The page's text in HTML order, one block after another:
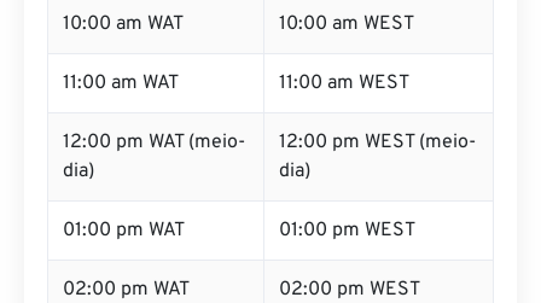
10:00 am WAT 10:00 am WEST
11:00 am WAT 11:00 am WEST
12:00 pm WAT (meio-
dia)
12:00 pm WEST (meio-
dia)
01:00 pm WAT 01:00 pm WEST
02:00 pm WAT 02:00 pm WEST